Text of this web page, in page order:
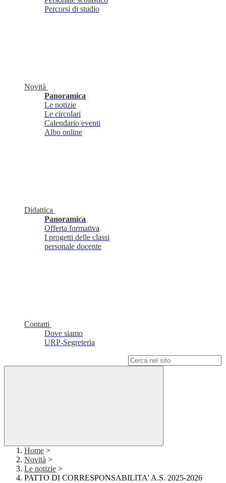
Percorsi di studio
Novità
Panoramica
Le notizie
Le circolari
Calendario eventi
Albo online
Didattica
Panoramica
Offerta formativa
I progetti delle classi
personale docente
Contatti
Dove siamo
URP-Segreteria
Home >
Novità >
Le notizie >
PATTO DI CORRESPONSABILITA' A.S. 2025-2026